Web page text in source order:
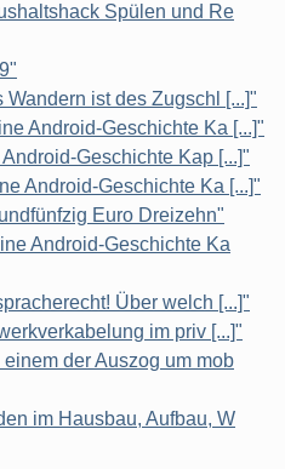
Spülen und Re
Wandern ist des Zugschl [...]"
Android-Geschichte Ka [...]"
Geschichte Kap [...]"
Android-Geschichte Ka [...]"
Euro Dreizehn"
Android-Geschichte Ka
Über welch [...]"
im priv [...]"
einem der Auszog um mob
im Hausbau, Aufbau, W